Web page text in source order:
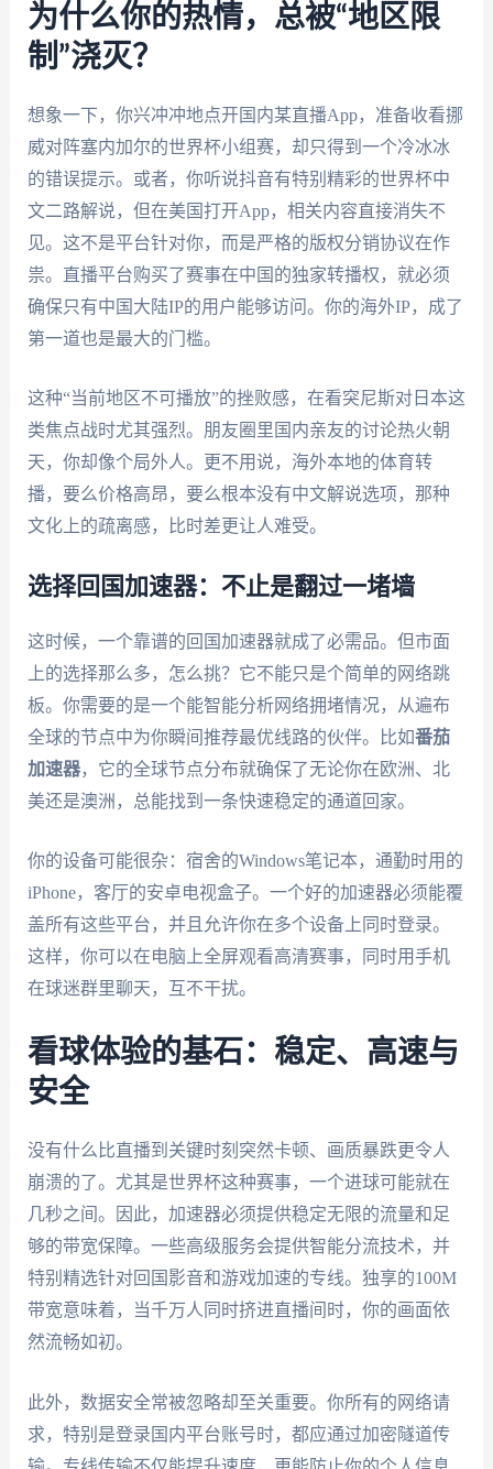
为什么你的热情，总被“地区限
制”浇灭？
想象一下，你兴冲冲地点开国内某直播App，准备收看挪
威对阵塞内加尔的世界杯小组赛，却只得到一个冷冰冰
的错误提示。或者，你听说抖音有特别精彩的世界杯中
文二路解说，但在美国打开App，相关内容直接消失不
见。这不是平台针对你，而是严格的版权分销协议在作
祟。直播平台购买了赛事在中国的独家转播权，就必须
确保只有中国大陆IP的用户能够访问。你的海外IP，成了
第一道也是最大的门槛。
这种“当前地区不可播放”的挫败感，在看突尼斯对日本这
类焦点战时尤其强烈。朋友圈里国内亲友的讨论热火朝
天，你却像个局外人。更不用说，海外本地的体育转
播，要么价格高昂，要么根本没有中文解说选项，那种
文化上的疏离感，比时差更让人难受。
选择回国加速器：不止是翻过一堵墙
这时候，一个靠谱的回国加速器就成了必需品。但市面
上的选择那么多，怎么挑？它不能只是个简单的网络跳
板。你需要的是一个能智能分析网络拥堵情况，从遍布
全球的节点中为你瞬间推荐最优线路的伙伴。比如番茄
加速器，它的全球节点分布就确保了无论你在欧洲、北
美还是澳洲，总能找到一条快速稳定的通道回家。
你的设备可能很杂：宿舍的Windows笔记本，通勤时用的
iPhone，客厅的安卓电视盒子。一个好的加速器必须能覆
盖所有这些平台，并且允许你在多个设备上同时登录。
这样，你可以在电脑上全屏观看高清赛事，同时用手机
在球迷群里聊天，互不干扰。
看球体验的基石：稳定、高速与
安全
没有什么比直播到关键时刻突然卡顿、画质暴跌更令人
崩溃的了。尤其是世界杯这种赛事，一个进球可能就在
几秒之间。因此，加速器必须提供稳定无限的流量和足
够的带宽保障。一些高级服务会提供智能分流技术，并
特别精选针对回国影音和游戏加速的专线。独享的100M
带宽意味着，当千万人同时挤进直播间时，你的画面依
然流畅如初。
此外，数据安全常被忽略却至关重要。你所有的网络请
求，特别是登录国内平台账号时，都应通过加密隧道传